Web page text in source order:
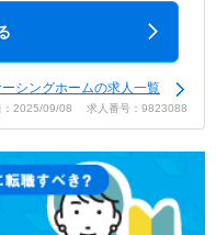
シングホームの求人一覧
：2025/09/08 求人番号：9823088